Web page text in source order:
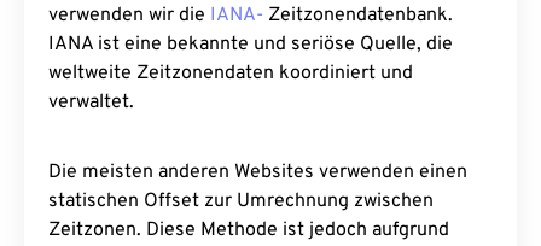
verwenden wir die IANA- Zeitzonendatenbank.
IANA ist eine bekannte und seriöse Quelle, die
weltweite Zeitzonendaten koordiniert und
verwaltet.
Die meisten anderen Websites verwenden einen
statischen Offset zur Umrechnung zwischen
Zeitzonen. Diese Methode ist jedoch aufgrund